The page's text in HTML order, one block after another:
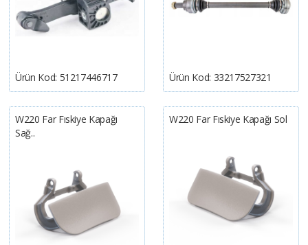
Ürün Kod: 51217446717 Ürün Kod: 33217527321
W220 Far Fıskiye Kapağı
Sağ..
W220 Far Fıskiye Kapağı Sol